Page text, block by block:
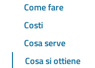
Come fare
Costi
Cosa serve
Cosa si ottiene